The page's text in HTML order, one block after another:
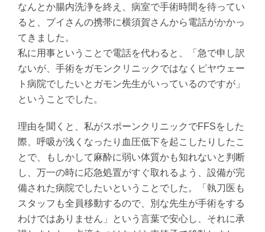
なんとか腸内洗浄を終え、病室で手術時間を待ってい
ると、プイさんの携帯に横須賀さんから電話がかかっ
てきました。
私に用事ということで電話を代わると、「急で申し訳
ないが、手術をガモンクリニックではなくピヤウェー
ト病院でしたいとガモン先生がいっているのですが」
ということでした。
理由を聞くと、私がスポーンクリニックでFFSをした
際、呼吸が浅くなったり血圧低下を起こしたりしたこ
とで、もしかして麻酔に弱い体質かも知れないと判断
し、万一の時に応急処置がすぐ取れるよう、設備が完
備された病院でしたいということでした。「執刀医も
スタッフも全員移動するので、別な先生が手術をする
わけではありません」という言葉で安心し、それに承